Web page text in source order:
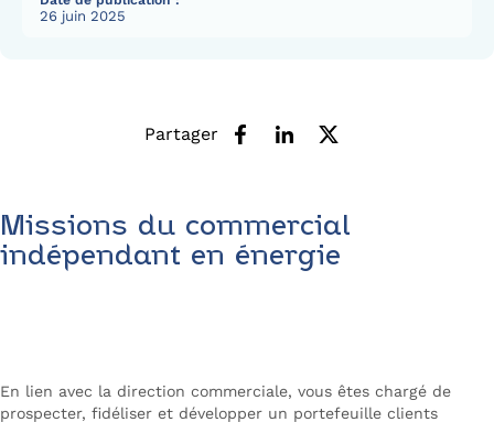
26 juin 2025
Partager
Missions du commercial
indépendant en énergie
En lien avec la direction commerciale, vous êtes chargé de
prospecter, fidéliser et développer un portefeuille clients